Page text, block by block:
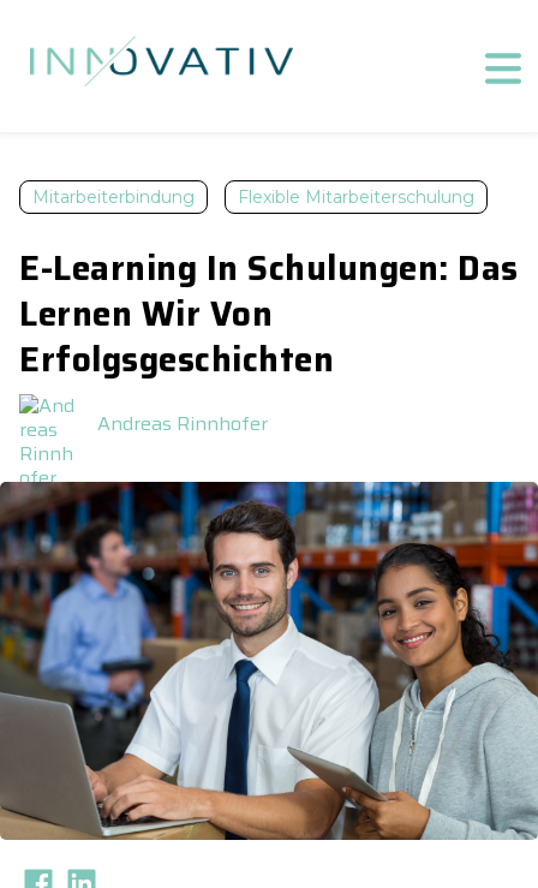
Mitarbeiterbindung Flexible Mitarbeiterschulung
E-Learning In Schulungen: Das
Lernen Wir Von
Erfolgsgeschichten
Andreas Rinnhofer